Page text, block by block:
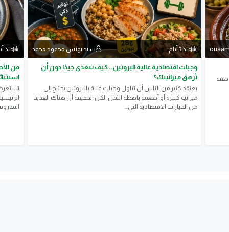
منذ 3 أيام سيد يونس محمود محمد
وجبات اقتصادية عالية البروتين.. كيف تتغذى جيدًا دون أن
تُرهق ميزانيتك؟
يعتقد كثير من الناس أن تناول وجبات غنية بالبروتين يحتاج إلى
ميزانية كبيرة أو أطعمة باهظة الثمن، لكن الحقيقة أن هناك العديد
من الخيارات الاقتصادية التي...
منذ
فن